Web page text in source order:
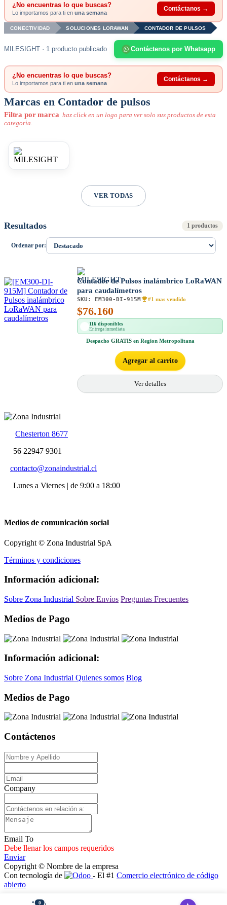
¿No encuentras lo que buscas?
Lo importamos para ti en una semana
Contáctanos →
CONECTIVIDAD SOLUCIONES LORAWAN CONTADOR DE PULSOS
MILESIGHT · 1 producto publicado Contáctenos por Whatsapp
¿No encuentras lo que buscas?
Lo importamos para ti en una semana
Contáctanos →
Marcas en Contador de pulsos
Filtra por marca haz click en un logo para ver solo sus productos de esta
categoria.
VER TODAS
Resultados 1 productos
Ordenar por:
Contador de Pulsos inalámbrico LoRaWAN
para caudalímetros
SKU: EM300-DI-915M #1 mas vendido
$76.160
116 disponibles
Entrega inmediata
Despacho GRATIS en Region Metropolitana
Agregar al carrito
Ver detalles
Chesterton 8677
56 22947 9301
contacto@zonaindustrial.cl
Lunes a Viernes | de 9:00 a 18:00
Medios de comunicación social
Copyright © Zona Industrial SpA
Términos y condiciones
Información adicional:
Sobre Zona Industrial Sobre Envíos Preguntas Frecuentes
Medios de Pago
Información adicional:
Sobre Zona Industrial Quienes somos Blog
Medios de Pago
Contáctenos
Company
Email To
Debe llenar los campos requeridos
Enviar
Copyright © Nombre de la empresa
Con tecnología de
- El #1 Comercio electrónico de código
abierto
0